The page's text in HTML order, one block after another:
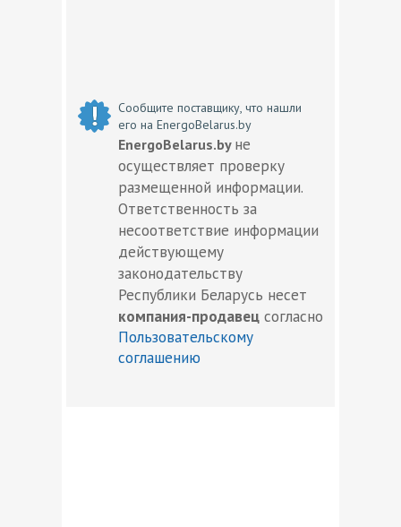
Сообщите поставщику, что нашли
его на EnergoBelarus.by
EnergoBelarus.by не
осуществляет проверку
размещенной информации.
Ответственность за
несоответствие информации
действующему
законодательству
Республики Беларусь несет
компания-продавец согласно
Пользовательскому
соглашению